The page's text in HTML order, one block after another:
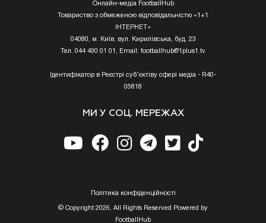
Онлайн-медіа FootballHub
Товариство з обмеженою відповідальністю «1+1
ІНТЕРНЕТ»
04080, м. Київ, вул. Кирилівська, буд. 23
Тел. 044 490 01 01, Email: footballhub@1plus1.tv
Ідентифікатор в Реєстрі суб’єктіву сфері медіа - R40-
05818
МИ У СОЦ. МЕРЕЖАХ
Полiтика конфiденцiйностi
© Copyright 2026, All Rights Reserved Powered by
FootballHub